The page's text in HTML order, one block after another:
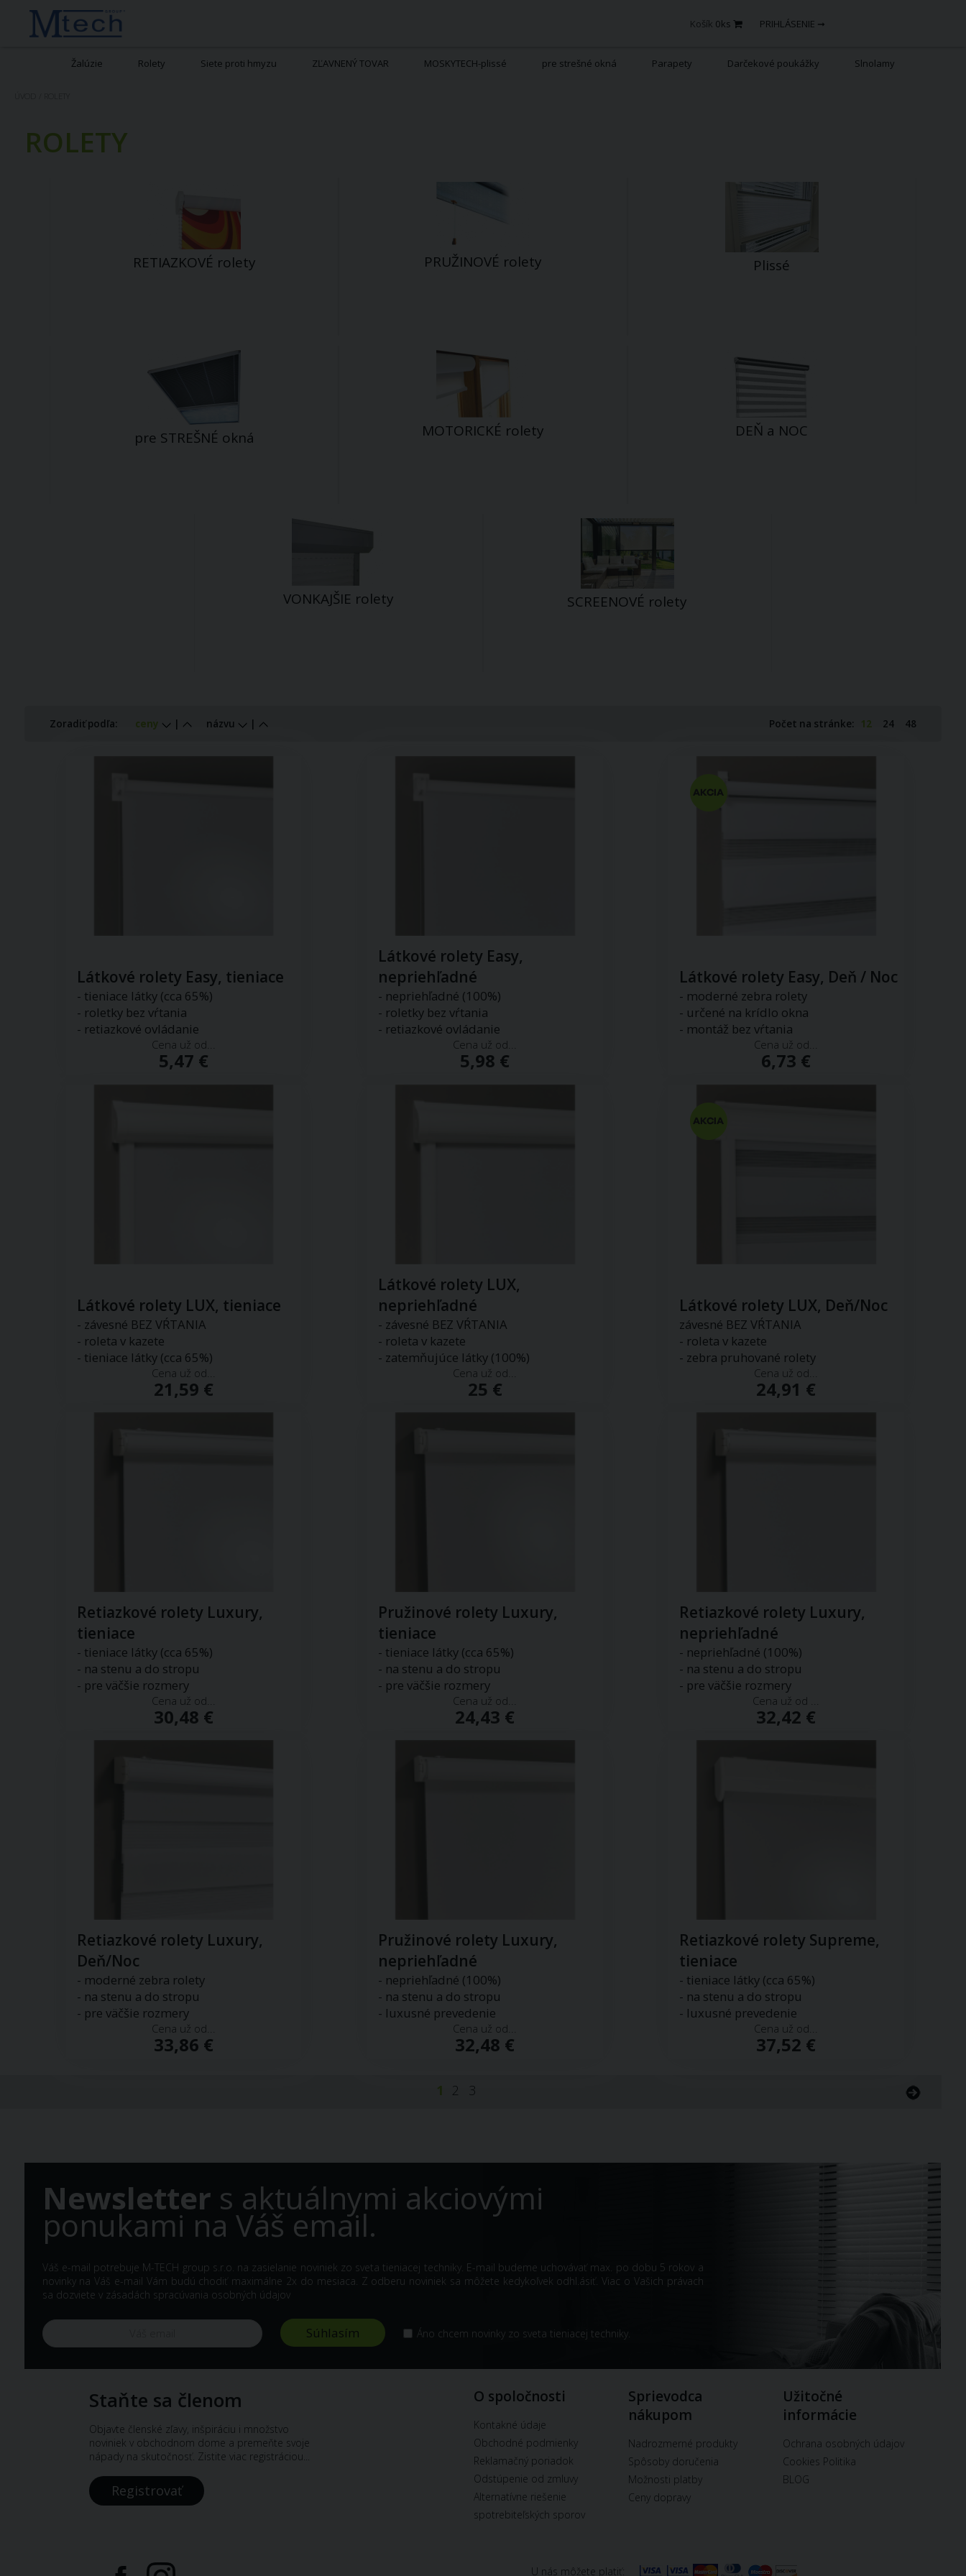
Košík 0ks PRIHLÁSENIE ➞
Žalúzie Rolety Siete proti hmyzu ZĽAVNENÝ TOVAR MOSKYTECH-plissé pre strešné okná Parapety Darčekové poukážky Slnolamy
ROLETY
RETIAZKOVÉ rolety PRUŽINOVÉ rolety Plissé
pre STREŠNÉ okná MOTORICKÉ rolety DEŇ a NOC
VONKAJŠIE rolety SCREENOVÉ rolety
Zoradiť podľa: ceny názvu Počet na stránke: 12 24 48
Látkové rolety Easy, tieniace
- tieniace látky (cca 65%)
- roletky bez vŕtania
- retiazkové ovládanie
Cena už od...
5,47 €
Látkové rolety Easy,
nepriehľadné
- nepriehľadné (100%)
- roletky bez vŕtania
- retiazkové ovládanie
Cena už od...
5,98 €
Látkové rolety Easy, Deň / Noc
- moderné zebra rolety
- určené na krídlo okna
- montáž bez vŕtania
Cena už od...
6,73 €
Látkové rolety LUX, tieniace
- závesné BEZ VŔTANIA
- roleta v kazete
- tieniace látky (cca 65%)
Cena už od...
21,59 €
Látkové rolety LUX,
nepriehľadné
- závesné BEZ VŔTANIA
- roleta v kazete
- zatemňujúce látky (100%)
Cena už od...
25 €
Látkové rolety LUX, Deň/Noc
závesné BEZ VŔTANIA
- roleta v kazete
- zebra pruhované rolety
Cena už od...
24,91 €
Retiazkové rolety Luxury,
tieniace
- tieniace látky (cca 65%)
- na stenu a do stropu
- pre väčšie rozmery
Cena už od...
30,48 €
Pružinové rolety Luxury,
tieniace
- tieniace látky (cca 65%)
- na stenu a do stropu
- pre väčšie rozmery
Cena už od...
24,43 €
Retiazkové rolety Luxury,
nepriehľadné
- nepriehľadné (100%)
- na stenu a do stropu
- pre väčšie rozmery
Cena už od ...
32,42 €
Retiazkové rolety Luxury,
Deň/Noc
- moderné zebra rolety
- na stenu a do stropu
- pre väčšie rozmery
Cena už od...
33,86 €
Pružinové rolety Luxury,
nepriehľadné
- nepriehľadné (100%)
- na stenu a do stropu
- luxusné prevedenie
Cena už od...
32,48 €
Retiazkové rolety Supreme,
tieniace
- tieniace látky (cca 65%)
- na stenu a do stropu
- luxusné prevedenie
Cena už od...
37,52 €
1 2 3
Newsletter s aktuálnymi akciovými
ponukami na Váš email.
Váš e-mail potrebuje M-TECH group s.r.o. na zasielanie noviniek zo sveta tieniacej techniky. E-mail budeme uchovávať max. po dobu 5 rokov a
novinky na Váš e-mail Vám budú chodiť maximálne 2x do mesiaca. Z odberu noviniek sa môžete kedykoľvek odhl.ásiť. Viac o Vašich právach
sa dozviete v zásadách spracúvania osobných údajov
Áno chcem novinky zo sveta tieniacej techniky.
Staňte sa členom
Objavte členské zľavy, inšpiráciu i množstvo
noviniek v obchodnom dome a premeňte svoje
nápady na skutočnosť. Zistite viac registráciou...
Registrovať
O spoločnosti
Kontakné údaje
Obchodné podmienky
Reklamačný poriadok
Odstúpenie od zmluvy
Alternatívne riešenie
spotrebiteľských sporov
Sprievodca
nákupom
Nadrozmerné produkty
Spôsoby doručenia
Možnosti platby
Ceny dopravy
Užitočné
informácie
Ochrana osobných údajov
Cookies Politika
BLOG
U nás môžete platiť: